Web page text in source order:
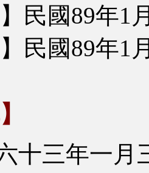
民國89年1
民國89年1
十三年一月